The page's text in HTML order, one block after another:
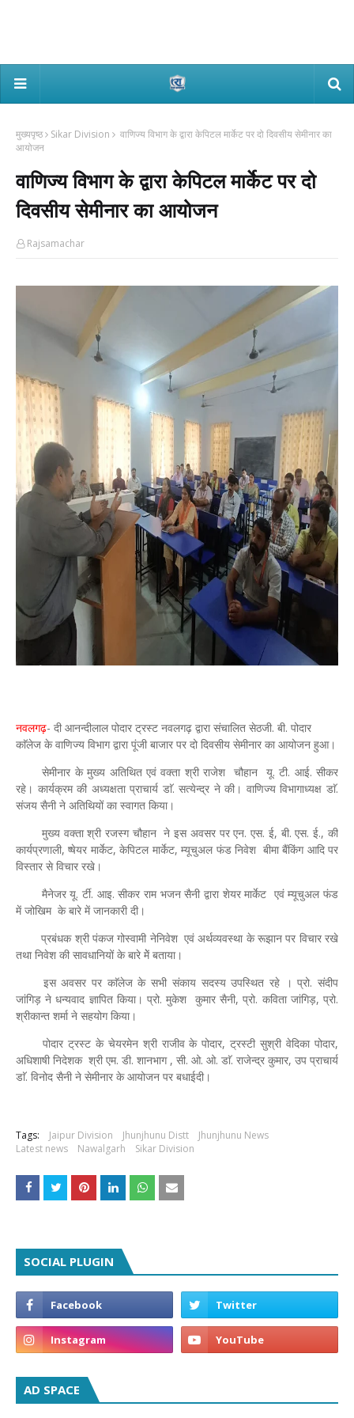
मुख्यपृष्ठ Sikar Division
वाणिज्य विभाग के द्वारा केपिटल मार्केट पर दो दिवसीय सेमीनार का
आयोजन
वाणिज्य विभाग के द्वारा केपिटल मार्केट पर दो
दिवसीय सेमीनार का आयोजन
Rajsamachar
नवलगढ़- दी आनन्दीलाल पोदार ट्रस्ट नवलगढ़ द्वारा संचालित सेठजी. बी. पोदार
काॅलेज के वाणिज्य विभाग द्वारा पूंजी बाजार पर दो दिवसीय सेमीनार का आयोजन हुआ।
सेमीनार के मुख्य अतिथित एवं वक्ता श्री राजेश चौहान यू. टी. आई. सीकर
रहे। कार्यक्रम की अध्यक्षता प्राचार्य डाॅ. सत्येन्द्र ने की। वाणिज्य विभागाध्यक्ष डाॅ.
संजय सैनी ने अतिथियों का स्वागत किया।
मुख्य वक्ता श्री रजस्ग चौहान ने इस अवसर पर एन. एस. ई, बी. एस. ई., की
कार्यप्रणाली, ष्षेयर मार्केट, केपिटल मार्केट, म्यूचुअल फंड निवेश बीमा बैंकिंग आदि पर
विस्तार से विचार रखे।
मैनेजर यू. र्टी. आइ. सीकर राम भजन सैनी द्वारा शेयर मार्केट एवं म्यूचुअल फंड
में जोखिम के बारे में जानकारी दी।
प्रबंधक श्री पंकज गोस्वामी नेनिवेश एवं अर्थव्यवस्था के रूझान पर विचार रखे
तथा निवेश की सावधानियों के बारे मेें बताया।
इस अवसर पर काॅलेज के सभी संकाय सदस्य उपस्थित रहे । प्रो. संदीप
जांगिड़ ने धन्यवाद ज्ञापित किया। प्रो. मुकेश कुमार सैनी, प्रो. कविता जांगिड़, प्रो.
श्रीकान्त शर्मा ने सहयोग किया।
पोदार ट्रस्ट के चेयरमेन श्री राजीव के पोदार, ट्रस्टी सुश्री वेदिका पोदार,
अधिशाषी निदेशक श्री एम. डी. शानभाग , सी. ओ. ओ. डाॅ. राजेन्द्र कुमार, उप प्राचार्य
डाॅ. विनोद सैनी ने सेमीनार के आयोजन पर बधाईदी।
Tags: Jaipur Division Jhunjhunu Distt
Jhunjhunu News
Latest news
Nawalgarh Sikar Division
SOCIAL PLUGIN
AD SPACE